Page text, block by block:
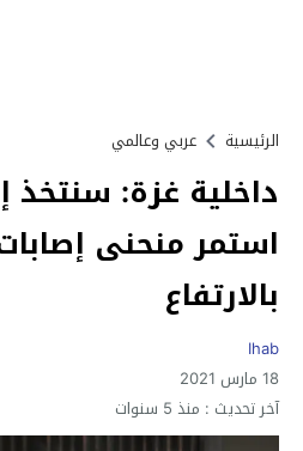
الرئيسية عربي وعالمي
داخلية غزة: سنتخذ
استمر منحنى
بالارتفاع
Ihab
18 مارس 2021
آخر تحديث : منذ 5 سنوات